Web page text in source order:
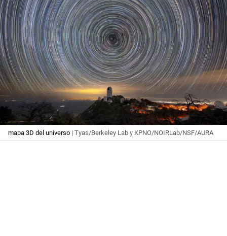
mapa 3D del universo | Tyas/Berkeley Lab y KPNO/NOIRLab/NSF/AURA